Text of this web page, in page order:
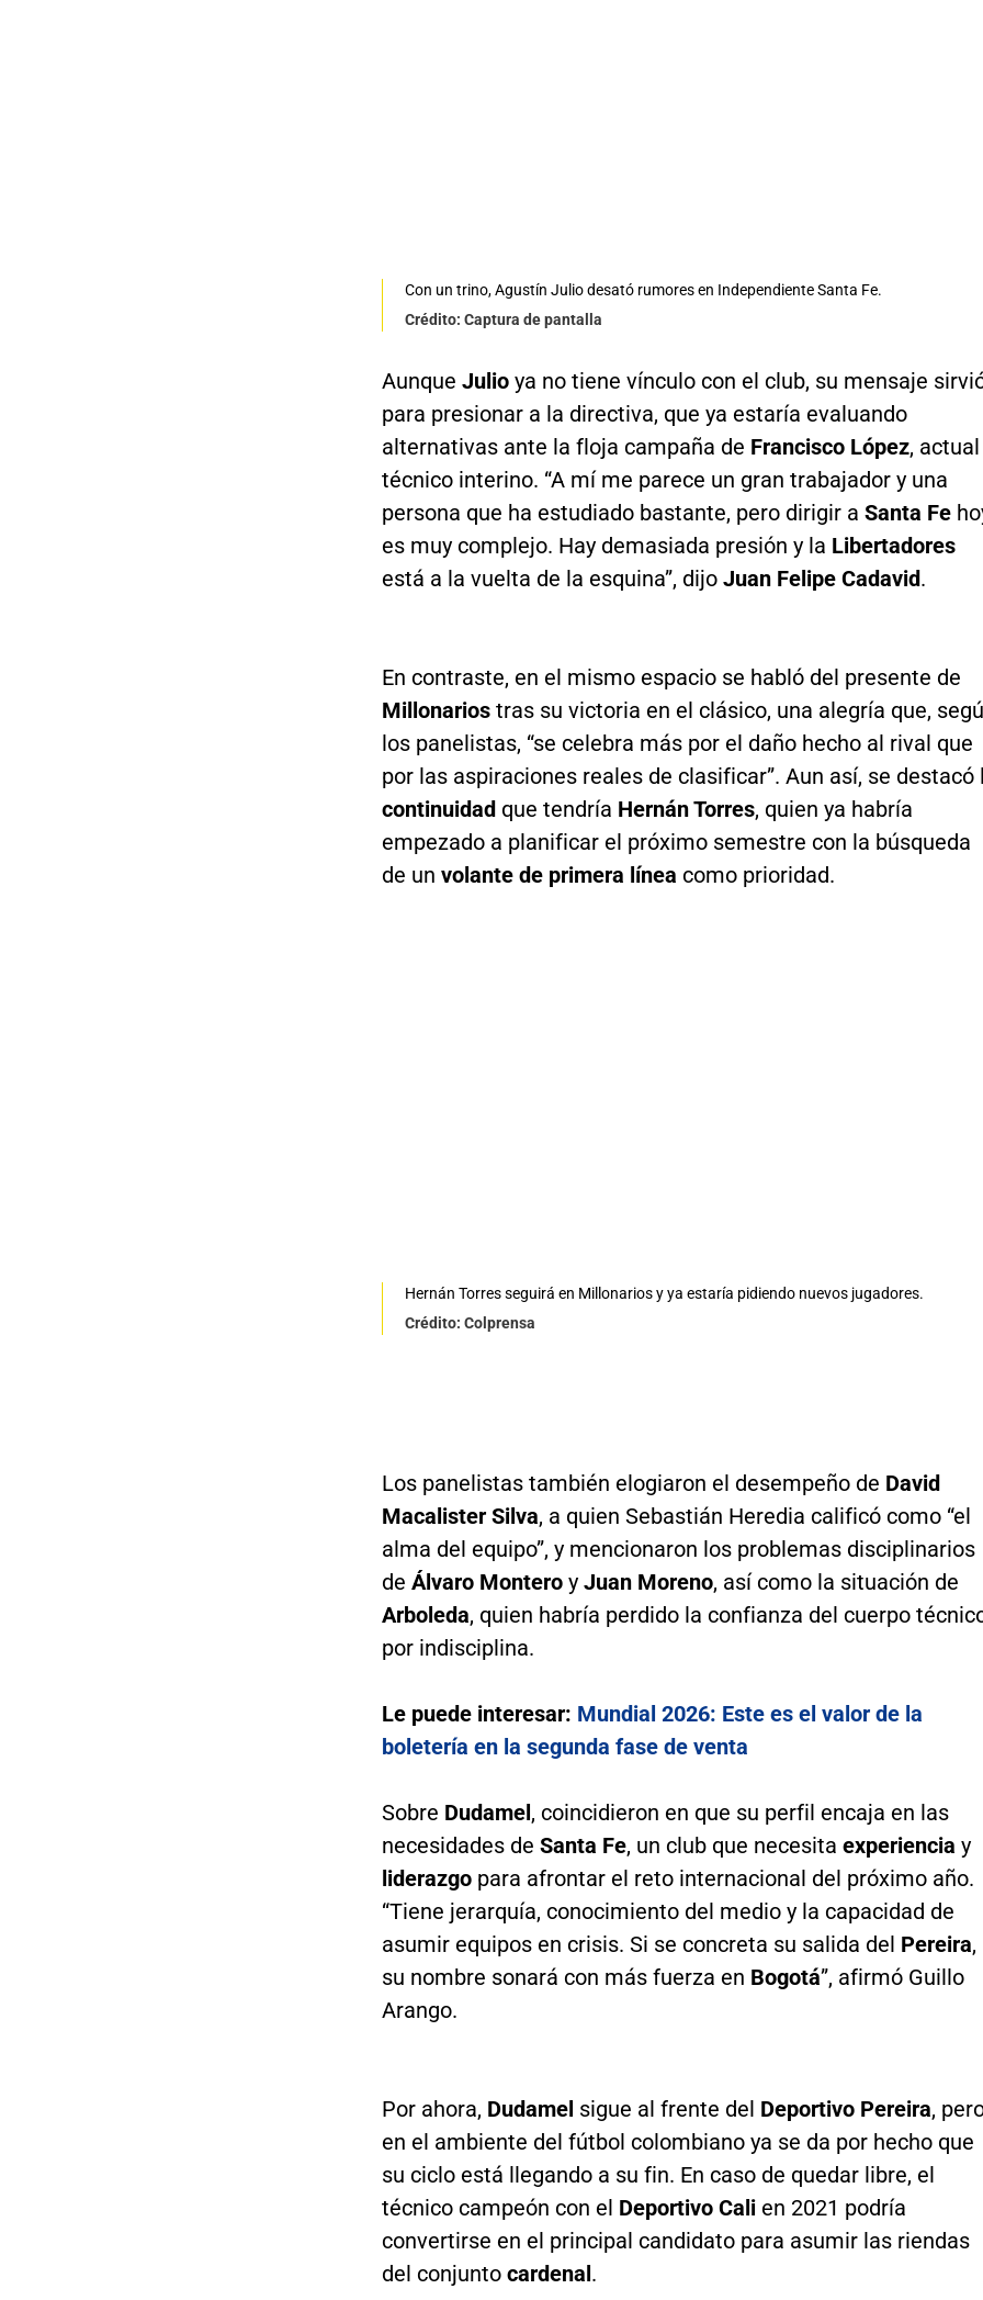
Con un trino, Agustín Julio desató rumores en Independiente Santa Fe.
Crédito: Captura de pantalla
Aunque Julioya no tiene vínculo con el club, su mensaje
para presionar a la directiva, que ya estaría evaluando
alternativas ante la floja campaña de Francisco López, actual
técnico interino. “A mí me parece un gran trabajador y una
persona que ha estudiado bastante, pero dirigir a Santa Fe
es muy complejo. Hay demasiada presión y la Libertadores
está a la vuelta de la esquina”, dijo Juan Felipe Cadavid.
En contraste, en el mismo espacio se habló del presente de
Millonariostras su victoria en el clásico, una alegría que,
los panelistas, “se celebra más por el daño hecho al rival que
por las aspiraciones reales de clasificar”. Aun así, se destacó
continuidadque tendría Hernán Torres, quien ya habría
empezado a planificar el próximo semestre con la búsqueda
de un volante de primera línea como prioridad.
Hernán Torres seguirá en Millonarios y ya estaría pidiendo nuevos jugadores.
Crédito: Colprensa
Los panelistas también elogiaron el desempeño de David
Macalister Silva, a quien Sebastián Heredia calificó como “el
alma del equipo”, y mencionaron los problemas disciplinarios
de Álvaro Monteroy Juan Moreno, así como la situación de
Arboleda, quien habría perdido la confianza del cuerpo
por indisciplina.
Le puede interesar: Mundial 2026: Este es el valor de la
boletería en la segunda fase de venta
Sobre Dudamel, coincidieron en que su perfil encaja en las
necesidades de Santa Fe, un club que necesita experiencia y
liderazgopara afrontar el reto internacional del próximo año.
“Tiene jerarquía, conocimiento del medio y la capacidad de
asumir equipos en crisis. Si se concreta su salida del Pereira,
su nombre sonará con más fuerza en Bogotá”, afirmó Guillo
Arango.
Por ahora, Dudamel sigue al frente del Deportivo Pereira,
en el ambiente del fútbol colombiano ya se da por hecho que
su ciclo está llegando a su fin. En caso de quedar libre, el
técnico campeón con el Deportivo Calien 2021 podría
convertirse en el principal candidato para asumir las riendas
del conjunto cardenal.